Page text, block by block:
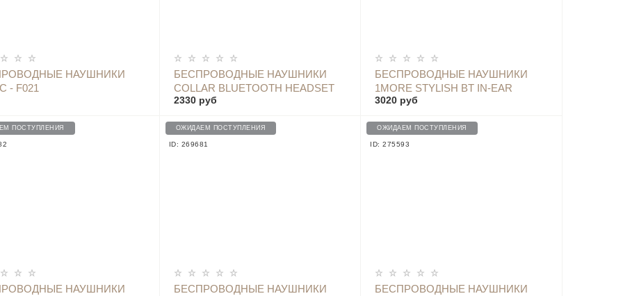
НАУШНИКИ
- F021
ОПОВЕСТИТЬ
БЕСПРОВОДНЫЕ НАУШНИКИ
COLLAR BLUETOOTH HEADSET
YOUTH
2330 руб
ОПОВЕСТИТЬ
БЕСПРОВОДНЫЕ НАУШНИКИ
1MORE STYLISH BT IN-EAR
HEADPHONES E1024BT, PINK
3020 руб
ОПОВЕСТИТЬ
ПОСТУПЛЕНИЯ
НАУШНИКИ
ОПОВЕСТИТЬ
ОЖИДАЕМ ПОСТУПЛЕНИЯ
ID: 269681
БЕСПРОВОДНЫЕ НАУШНИКИ
ОПОВЕСТИТЬ
ОЖИДАЕМ ПОСТУПЛЕНИЯ
ID: 275593
БЕСПРОВОДНЫЕ НАУШНИКИ
ОПОВЕСТИТЬ